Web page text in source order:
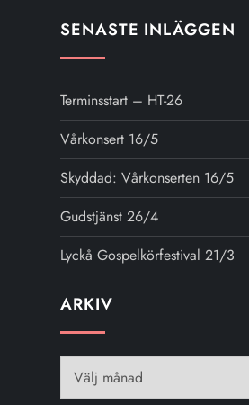
g
g
s
n
a
v
g
e
SENASTE INLÄGGEN
Terminsstart – HT-26
Vårkonsert 16/5
Skyddad: Vårkonserten 16/5
Gudstjänst 26/4
Lyckå Gospelkörfestival 21/3
ARKIVArkiv